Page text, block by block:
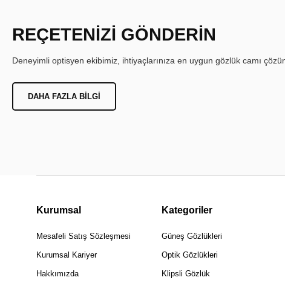
REÇETENİZİ GÖNDERİN
Deneyimli optisyen ekibimiz, ihtiyaçlarınıza en uygun gözlük camı
DAHA FAZLA BILGI
Kurumsal
Mesafeli Satış Sözleşmesi
Kurumsal Kariyer
Hakkımızda
Kategoriler
Güneş Gözlükleri
Optik Gözlükleri
Klipsli Gözlük